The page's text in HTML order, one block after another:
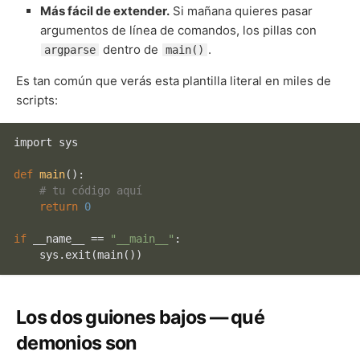
Más fácil de extender. Si mañana quieres pasar
argumentos de línea de comandos, los pillas con
argparse dentro de main() .
Es tan común que verás esta plantilla literal en miles de
scripts:
import sys
def main():
# tu código aquí
return 0
if __name__ == "__main__" :
Losdos guiones bajos— qué
demonios son